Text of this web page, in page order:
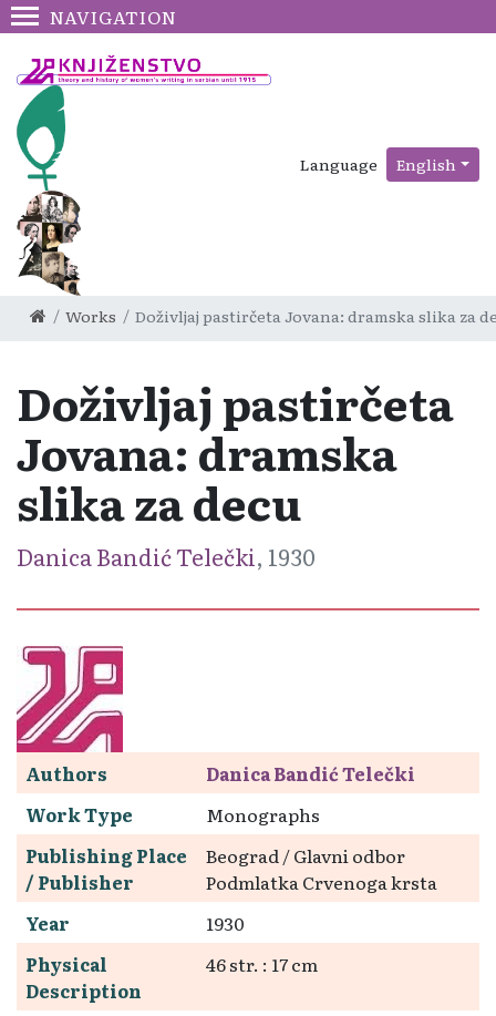
NAVIGATION
Language English
Works Doživljaj pastirčeta Jovana: dramska slika za
Doživljaj pastirčeta
Jovana: dramska
slika za decu
Danica Bandić Telečki, 1930
Authors
Danica Bandić Telečki
Work Type
Monographs
Publishing Place
/ Publisher
Beograd / Glavni odbor
Podmlatka Crvenoga krsta
Year
1930
Physical
Description
46 str. : 17 cm